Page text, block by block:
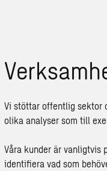
Vi stöttar offentlig sektor
olika analyser som till
Våra kunder är vanligtvis
identifiera vad som